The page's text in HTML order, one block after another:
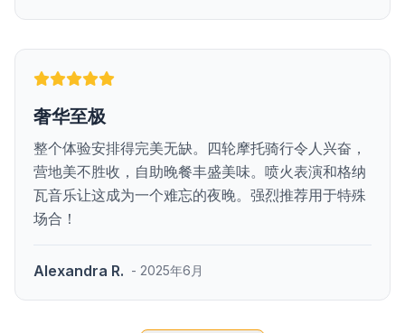
奢华至极
整个体验安排得完美无缺。四轮摩托骑行令人兴奋，
营地美不胜收，自助晚餐丰盛美味。喷火表演和格纳
瓦音乐让这成为一个难忘的夜晚。强烈推荐用于特殊
场合！
Alexandra R. - 2025年6月